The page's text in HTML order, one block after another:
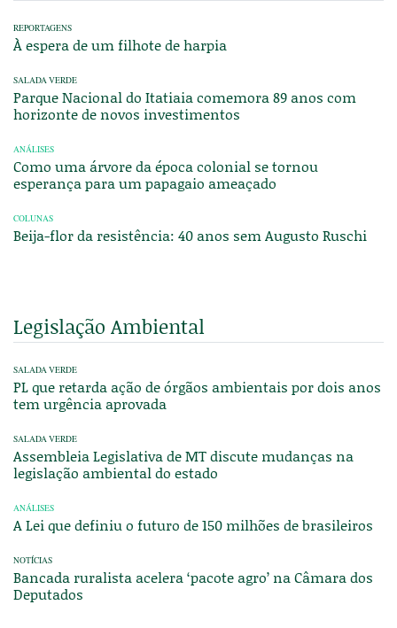
REPORTAGENS
À espera de um filhote de harpia
SALADA VERDE
Parque Nacional do Itatiaia comemora 89 anos com
horizonte de novos investimentos
ANÁLISES
Como uma árvore da época colonial se tornou
esperança para um papagaio ameaçado
COLUNAS
Beija-flor da resistência: 40 anos sem Augusto Ruschi
Legislação Ambiental
SALADA VERDE
PL que retarda ação de órgãos ambientais por dois anos
tem urgência aprovada
SALADA VERDE
Assembleia Legislativa de MT discute mudanças na
legislação ambiental do estado
ANÁLISES
A Lei que definiu o futuro de 150 milhões de brasileiros
NOTÍCIAS
Bancada ruralista acelera ‘pacote agro’ na Câmara dos
Deputados